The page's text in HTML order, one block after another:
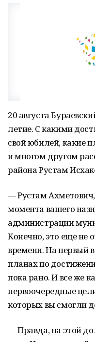
20 августа
летие. С какими
свой юбилей, какие
и многом другом
района Рустам
— Рустам
момента вашего
администрации
Конечно, это еще не
времени. На первый
планах по
пока рано. И все же
первоочередные
которых вы смогли
— Правда, на этой